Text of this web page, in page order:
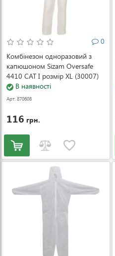
0
Комбінезон одноразовий з
капюшоном Sizam Oversafe
4410 CAT I розмір XL (30007)
В наявності
Арт: 870608
116 грн.